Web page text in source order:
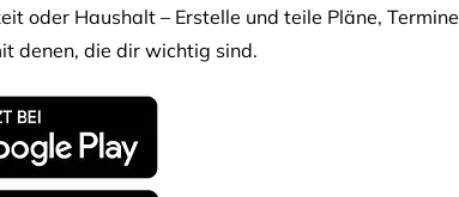
oder Haushalt – Erstelle und teile Pläne, Termine
denen, die dir wichtig sind.